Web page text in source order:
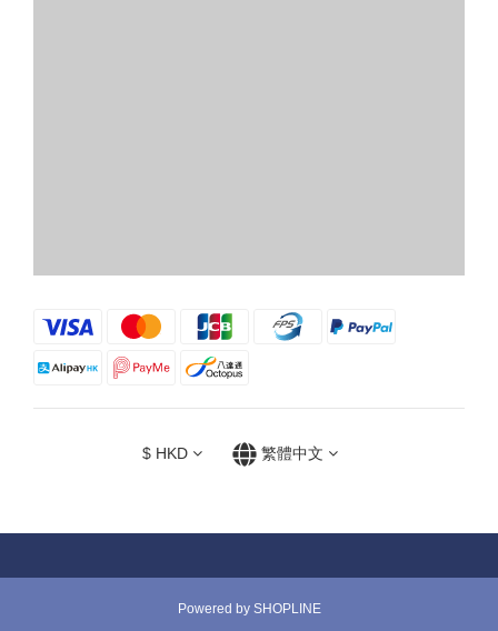
$ HKD 繁體中文
Powered by SHOPLINE